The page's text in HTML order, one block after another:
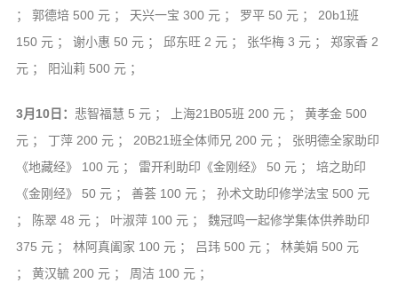
； 郭德培 500 元 ； 天兴一宝 300 元 ； 罗平 50 元 ； 20b1班
150 元 ； 谢小惠 50 元 ； 邱东旺 2 元 ； 张华梅 3 元 ； 郑家香 2
元 ； 阳汕莉 500 元 ；
3月10日： 悲智福慧 5 元 ； 上海21B05班 200 元 ； 黄孝金 500
元 ； 丁萍 200 元 ； 20B21班全体师兄 200 元 ； 张明德全家助印
《地藏经》 100 元 ； 雷开利助印《金刚经》 50 元 ； 培之助印
《金刚经》 50 元 ； 善荟 100 元 ； 孙术文助印修学法宝 500 元
； 陈翠 48 元 ； 叶淑萍 100 元 ； 魏冠鸣一起修学集体供养助印
375 元 ； 林阿真阖家 100 元 ； 吕玮 500 元 ； 林美娟 500 元
； 黄汉毓 200 元 ； 周洁 100 元 ；